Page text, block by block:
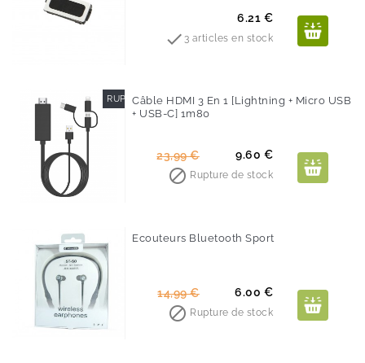
Prix
6.21 €
 3 articles en stock
RUPTURE DE STOCK
Câble HDMI 3 En 1 [Lightning + Micro USB
+ USB-C] 1m80
Prix
de
23,99 €Prix 9.60 €
 Rupture de stock
Ecouteurs Bluetooth Sport
Prix
de
14,99 €Prix 6.00 €
 Rupture de stock